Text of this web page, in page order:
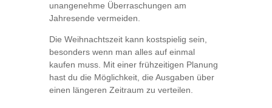
unangenehme Überraschungen am
Jahresende vermeiden.
Die Weihnachtszeit kann kostspielig sein,
besonders wenn man alles auf einmal
kaufen muss. Mit einer frühzeitigen Planung
hast du die Möglichkeit, die Ausgaben über
einen längeren Zeitraum zu verteilen.